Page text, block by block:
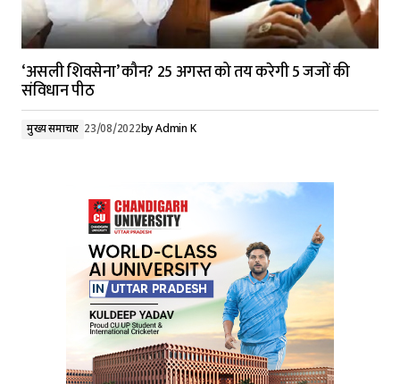
‘असली शिवसेना’ कौन? 25 अगस्त को तय करेगी 5 जजों की
संविधान पीठ
मुख्य समाचार 23/08/2022byAdmin K